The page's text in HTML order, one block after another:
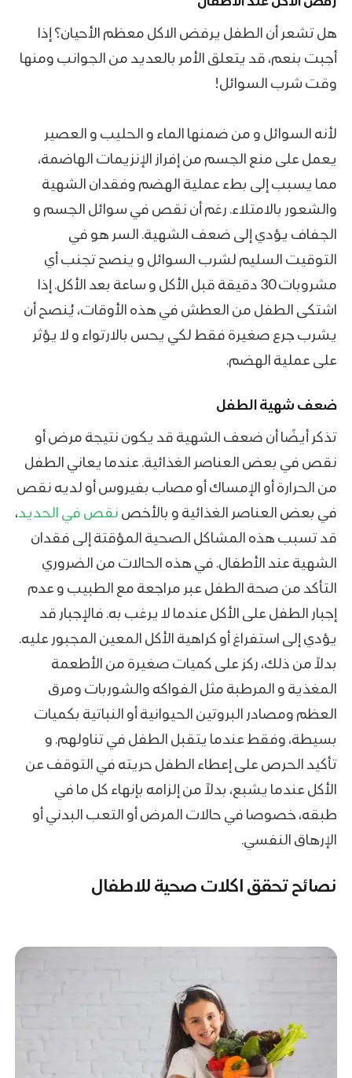
هل تشعر أن الطفل يرفض الاكل معظم الأحيان؟ إذا
أجبت بنعم، قد يتعلق الأمر بالعديد من الجوانب ومنها
وقت شرب السوائل!
لأنه السوائل و من ضمنها الماء و الحليب و العصير
يعمل على منع الجسم من إفراز الإنزيمات الهاضمة،
مما يسبب إلى بطء عملية الهضم وفقدان الشهية
والشعور بالامتلاء. رغم أن نقص في سوائل الجسم و
الجفاف يؤدي إلى ضعف الشهية. السر هو في
التوقيت السليم لشرب السوائل و ينصح تجنب أي
مشروبات 30 دقيقة قبل الأكل و ساعة بعد الأكل. إذا
اشتكى الطفل من العطش في هذه الأوقات، يُنصح أن
يشرب جرع صغيرة فقط لكي يحس بالارتواء و لا يؤثر
على عملية الهضم.
ضعف شهية الطفل
تذكر أيضًا أن ضعف الشهية قد يكون نتيجة مرض أو
نقص في بعض العناصر الغذائية. عندما يعاني الطفل
من الحرارة أو الإمساك أو مصاب بفيروس أو لديه نقص
في بعض العناصر الغذائية و بالأخص نقص في الحديد،
قد تسبب هذه المشاكل الصحية المؤقتة إلى فقدان
الشهية عند الأطفال. في هذه الحالات من الضروري
التأكد من صحة الطفل عبر مراجعة مع الطبيب و عدم
إجبار الطفل على الأكل عندما لا يرغب به. فالإجبار قد
يؤدي إلى استفراغ أو كراهية الأكل المعين المجبور عليه.
بدلاً من ذلك، ركز على كميات صغيرة من الأطعمة
المغذية و المرطبة مثل الفواكه والشوربات ومرق
العظم ومصادر البروتين الحيوانية أو النباتية بكميات
بسيطة، وفقط عندما يتقبل الطفل في تناولهم. و
تأكيد الحرص على إعطاء الطفل حريته في التوقف عن
الأكل عندما يشبع، بدلاً من إلزامه بإنهاء كل ما في
طبقه، خصوصا في حالات المرض أو التعب البدني أو
الإرهاق النفسي.
نصائح تحقق اكلات صحية للاطفال